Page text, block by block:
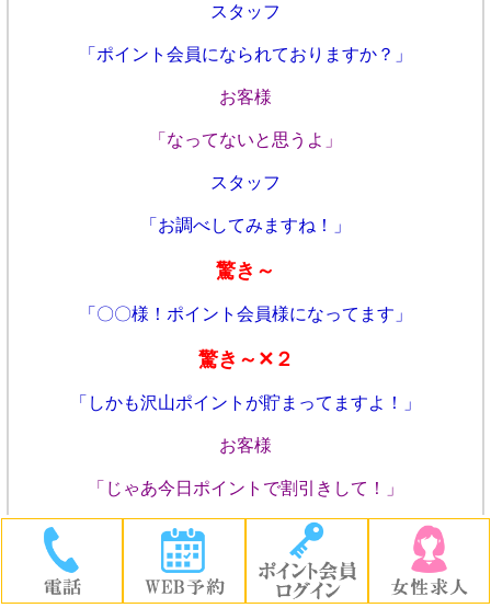
スタッフ
「ポイント会員になられておりますか？」
お客様
「なってないと思うよ」
スタッフ
「お調べしてみますね！」
驚き～
「〇〇様！ポイント会員様になってます」
驚き～✕２
「しかも沢山ポイントが貯まってますよ！」
お客様
「じゃあ今日ポイントで割引きして！」
いつの間にかポイント会員になっていて